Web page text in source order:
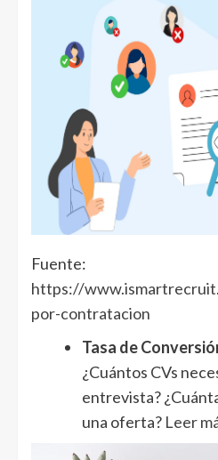
Fuente:
https://
por-contratacion
Tasa de
¿Cuántos CVs
entrevista?
una oferta? Leer